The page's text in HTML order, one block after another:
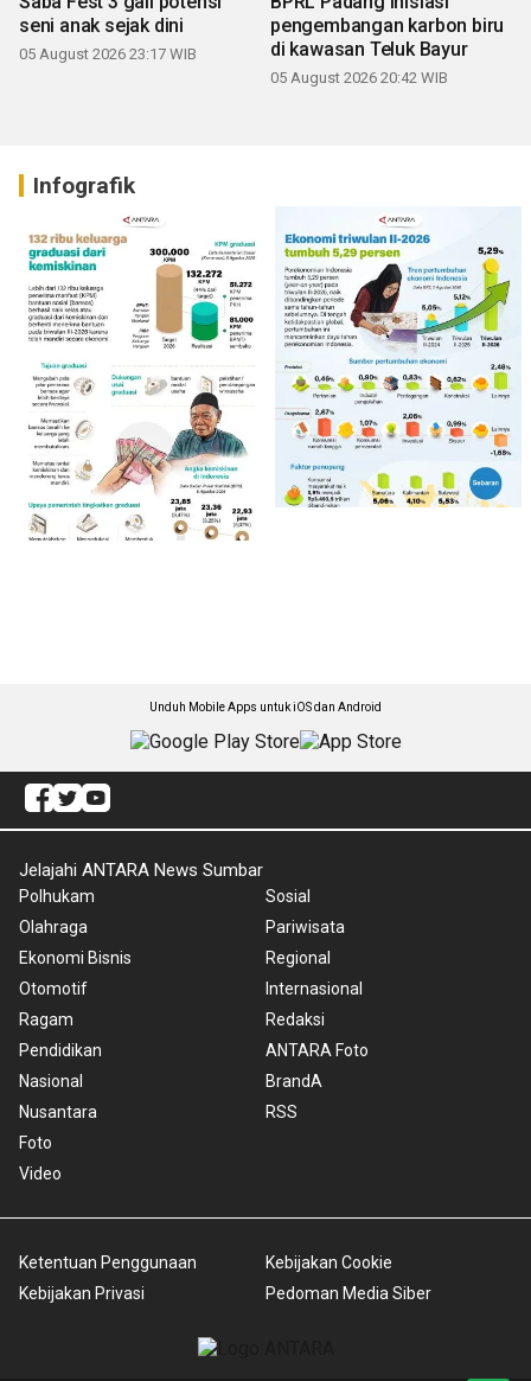
seni anak sejak dini
05 August 2026 23:17 WIB
pengembangan karbon biru
di kawasan Teluk Bayur
05 August 2026 20:42 WIB
Infografik
Unduh Mobile Apps untuk iOS dan Android
Jelajahi ANTARA News Sumbar
Polhukam
Olahraga
Ekonomi Bisnis
Otomotif
Ragam
Pendidikan
Nasional
Nusantara
Foto
Video
Sosial
Pariwisata
Regional
Internasional
Redaksi
ANTARA Foto
BrandA
RSS
Ketentuan Penggunaan
Kebijakan Privasi
Kebijakan Cookie
Pedoman Media Siber